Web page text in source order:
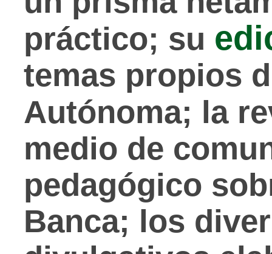
práctico; su
temas propios
Autónoma; la
medio de
pedagógico
Banca; los